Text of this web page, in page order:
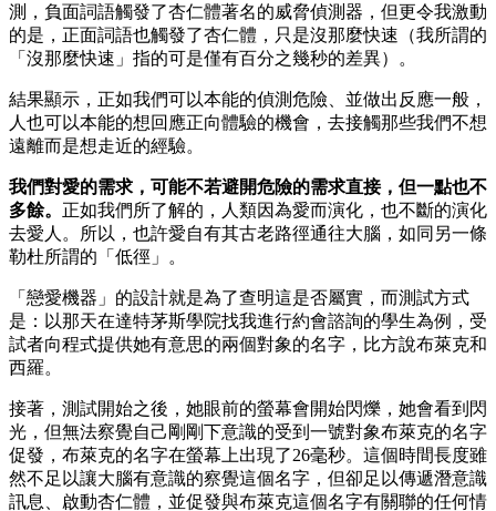
測，負面詞語觸發了杏仁體著名的威脅偵測器，但更令我激動
的是，正面詞語也觸發了杏仁體，只是沒那麼快速（我所謂的
「沒那麼快速」指的可是僅有百分之幾秒的差異）。
結果顯示，正如我們可以本能的偵測危險、並做出反應一般，
人也可以本能的想回應正向體驗的機會，去接觸那些我們不想
遠離而是想走近的經驗。
我們對愛的需求，可能不若避開危險的需求直接，但一點也不
多餘。 正如我們所了解的，人類因為愛而演化，也不斷的演化
去愛人。所以，也許愛自有其古老路徑通往大腦，如同另一條
勒杜所謂的「低徑」。
「戀愛機器」的設計就是為了查明這是否屬實，而測試方式
是：以那天在達特茅斯學院找我進行約會諮詢的學生為例，受
試者向程式提供她有意思的兩個對象的名字，比方說布萊克和
西羅。
接著，測試開始之後，她眼前的螢幕會開始閃爍，她會看到閃
光，但無法察覺自己剛剛下意識的受到一號對象布萊克的名字
促發，布萊克的名字在螢幕上出現了26毫秒。這個時間長度雖
然不足以讓大腦有意識的察覺這個名字，但卻足以傳遞潛意識
訊息、啟動杏仁體，並促發與布萊克這個名字有關聯的任何情